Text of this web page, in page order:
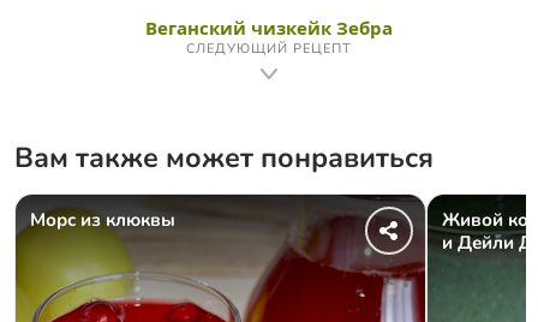
Веганский чизкейк Зебра
СЛЕДУЮЩИЙ РЕЦЕПТ
Вам также может понравиться
Морс из клюквы
Живой
и Дейли